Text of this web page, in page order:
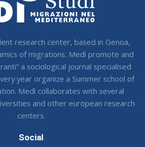
research center, based in Genoa,
of migrations. Medì promote and
a sociological journal specialised
year organize a Summer school of
Medì collaborates with several
and other european research
centers.
Social